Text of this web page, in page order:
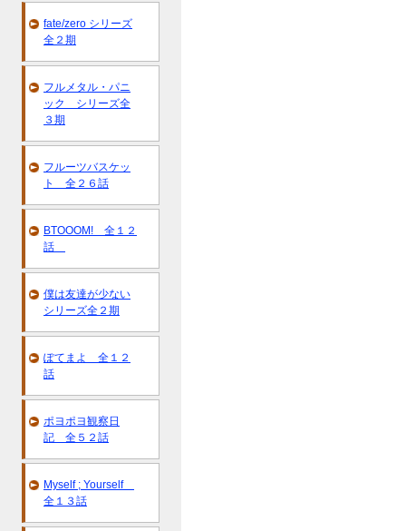
fate/zero シリーズ
全２期
フルメタル・パニ
ック シリーズ全
３期
フルーツバスケッ
ト 全２６話
BTOOOM! 全１２
話
僕は友達が少ない
シリーズ全２期
ぽてまよ 全１２
話
ポヨポヨ観察日
記 全５２話
Myself ; Yourself
全１３話